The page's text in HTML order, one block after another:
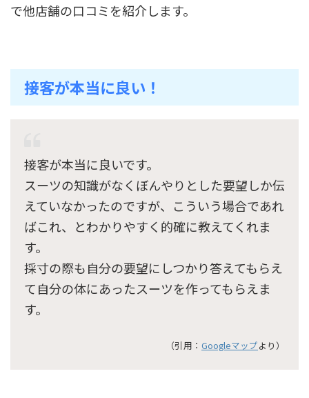
で他店舗の口コミを紹介します。
接客が本当に良い！
接客が本当に良いです。
スーツの知識がなくぼんやりとした要望しか伝
えていなかったのですが、こういう場合であれ
ばこれ、とわかりやすく的確に教えてくれま
す。
採寸の際も自分の要望にしつかり答えてもらえ
て自分の体にあったスーツを作ってもらえま
す。
（引用： Googleマップより）